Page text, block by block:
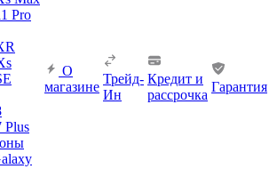
Pro
Plus
О
магазине
Трейд-
Ин
Кредит и
рассрочка
Гарантия